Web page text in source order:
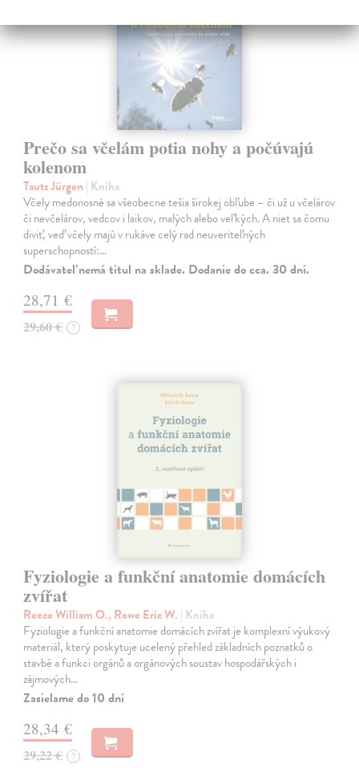
Prečo sa včelám potia nohy a počúvajú
kolenom
Tautz Jürgen | Kniha
Včely medonosné sa všeobecne tešia širokej obľube – či už u včelárov
či nevčelárov, vedcov i laikov, malých alebo veľkých. A niet sa čomu
diviť, veď včely majú v rukáve celý rad neuveriteľných
superschopností:…
Dodávateľ nemá titul na sklade. Dodanie do cca. 30 dní.
28,71 €
29,60 € ?
Fyziologie a funkční anatomie domácích
zvířat
Reece William O., Rowe Eric W. | Kniha
Fyziologie a funkční anatomie domácích zvířat je komplexní výukový
materiál, který poskytuje ucelený přehled základních poznatků o
stavbě a funkci orgánů a orgánových soustav hospodářských i
zájmových…
Zasielame do 10 dní
28,34 €
29,22 € ?